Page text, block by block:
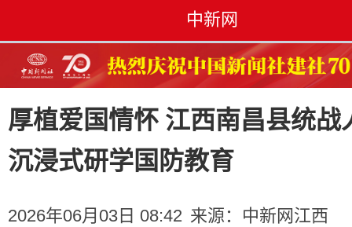
中新网
厚植爱国情怀 江西南昌县统战
沉浸式研学国防教育
2026年06月03日 08:42 来源： 中新网江西